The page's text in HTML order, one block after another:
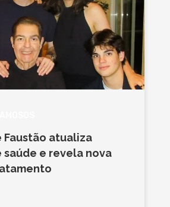
Faustão atualiza
saúde e revela nova